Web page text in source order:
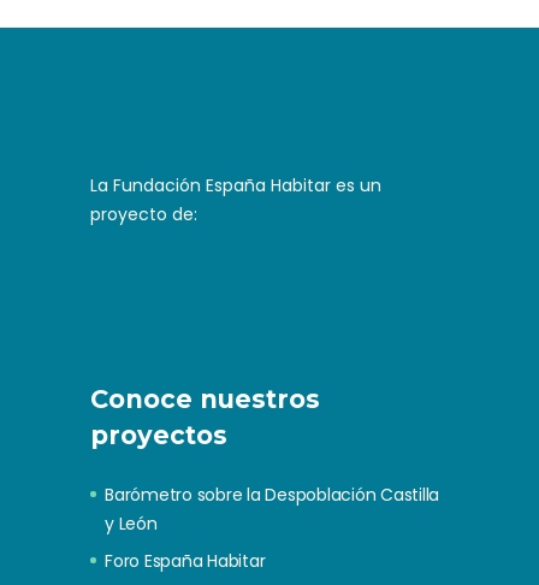
La Fundación España Habitar es un
proyecto de:
Conoce nuestros
proyectos
Barómetro sobre la Despoblación Castilla
y León
Foro España Habitar